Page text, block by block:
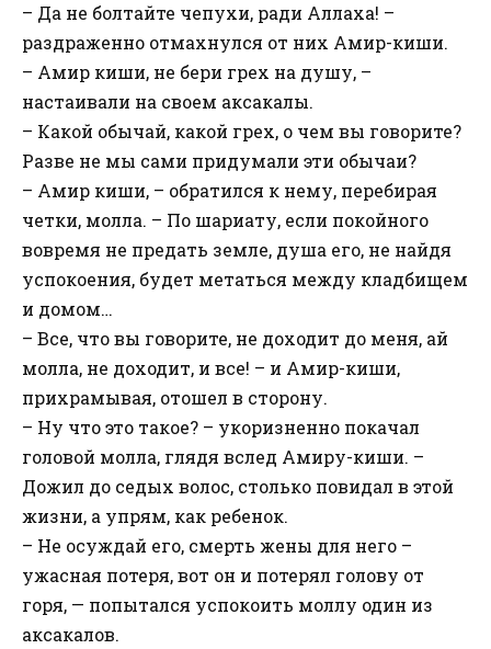
– Да не болтайте чепухи, ради Аллаха! –
раздраженно отмахнулся от них Амир-киши.
– Амир киши, не бери грех на душу, –
настаивали на своем аксакалы.
– Какой обычай, какой грех, о чем вы говорите?
Разве не мы сами придумали эти обычаи?
– Амир киши, – обратился к нему, перебирая
четки, молла. – По шариату, если покойного
вовремя не предать земле, душа его, не найдя
успокоения, будет метаться между кладбищем
и домом…
– Все, что вы говорите, не доходит до меня, ай
молла, не доходит, и все! – и Амир-киши,
прихрамывая, отошел в сторону.
– Ну что это такое? – укоризненно покачал
головой молла, глядя вслед Амиру-киши. –
Дожил до седых волос, столько повидал в этой
жизни, а упрям, как ребенок.
– Не осуждай его, смерть жены для него –
ужасная потеря, вот он и потерял голову от
горя, — попытался успокоить моллу один из
аксакалов.